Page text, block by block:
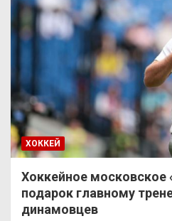
ХОККЕЙ
Хоккейное
подарок главному
динамовцев